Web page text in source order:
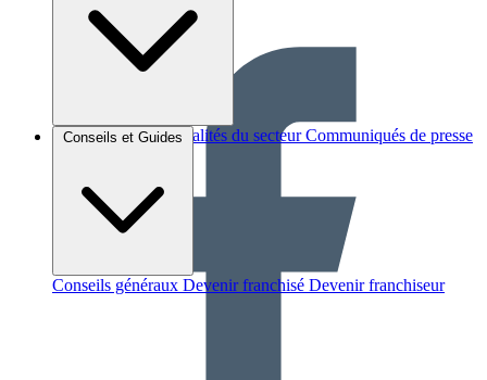
Brèves et actus Actualités du secteur Communiqués de presse
Conseils et Guides
Conseils généraux Devenir franchisé Devenir franchiseur